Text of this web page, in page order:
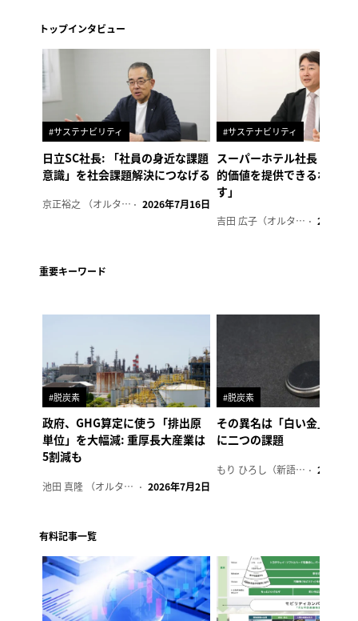
トップインタビュー
#サステナビリティ
日立SC社長: 「社員の身近な課題
意識」を社会課題解決につなげる
京正裕之 （オルタナ副編集長） 2026年7月16日
#サステナビリティ
スーパーホテル社長「地域
的価値を提供できるホテル
す」
吉田 広子（オルタナ輪番編集長） 2026年6
重要キーワード
#脱炭素
政府、GHG算定に使う「排出原
単位」を大幅減: 重厚長大産業は
5割減も
池田 真隆 （オルタナ輪番編集長） 2026年7月2日
#脱炭素
その異名は「白い金」、リ
に二つの課題
もり ひろし（新語ウォッチャー） 2023年7
有料記事一覧